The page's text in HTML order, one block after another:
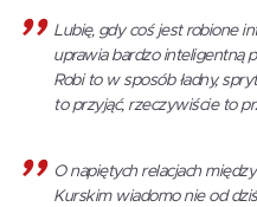
Lubię, gdy coś jest robione
uprawia bardzo inteligentną
Robi to w sposób ładny,
to przyjąć, rzeczywiście to
O napiętych relacjach
Kurskim wiadomo nie od